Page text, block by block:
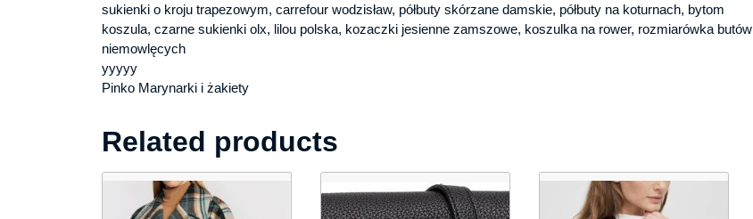
sukienki o kroju trapezowym, carrefour wodzisław, półbuty skórzane damskie, półbuty na koturnach, bytom
koszula, czarne sukienki olx, lilou polska, kozaczki jesienne zamszowe, koszulka na rower, rozmiarówka butów
niemowlęcych
yyyyy
Pinko Marynarki i żakiety
Related products